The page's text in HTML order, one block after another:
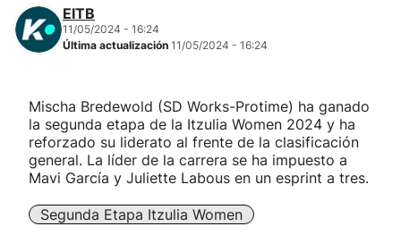
Carreras de montaña
"Helmuga"
EITB
11/05/2024 - 16:24
Última actualización 11/05/2024 - 16:24
Mischa Bredewold (SD Works-Protime) ha ganado
la segunda etapa de la Itzulia Women 2024 y ha
reforzado su liderato al frente de la clasificación
general. La líder de la carrera se ha impuesto a
Mavi García y Juliette Labous en un esprint a tres.
Segunda Etapa Itzulia Women